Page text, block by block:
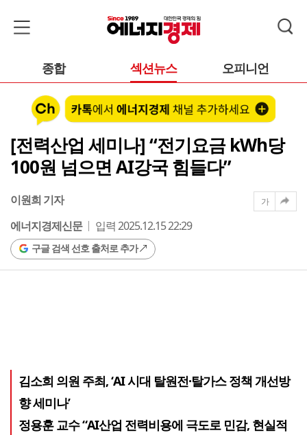
종합 섹션뉴스 오피니언
[전력산업 세미나] “전기요금 kWh당
100원 넘으면 AI강국 힘들다”
이원희 기자
에너지경제신문
입력 2025.12.15 22:29
구글 검색 선호 출처로 추가
가
김소희 의원 주최, ‘AI 시대 탈원전·탈가스 정책 개선방
향 세미나’
정용훈 교수 “AI산업 전력비용에 극도로 민감, 현실적